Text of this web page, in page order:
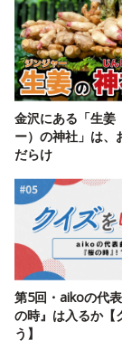
金沢にある「生姜
ー）の神社」は、
だらけ
第5回・aikoの代
の時』は入るか【
う】